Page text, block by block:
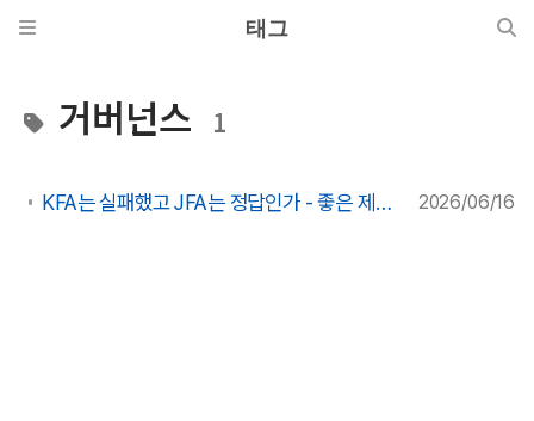
태그
거버넌스 1
KFA는 실패했고 JFA는 정답인가 - 좋은 제도와 이기는 제도는 다르다 2026/06/16